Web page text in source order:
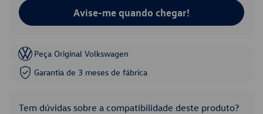
Avise-me quando chegar!
Peça Original Volkswagen
Garantia de 3 meses de fábrica
Tem dúvidas sobre a compatibilidade deste produto?